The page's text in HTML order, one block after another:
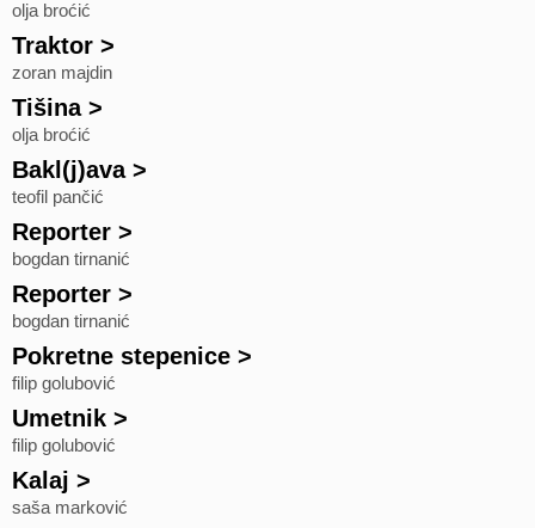
olja broćić
Traktor >
zoran majdin
Tišina>
olja broćić
Bakl(j)ava>
teofil pančić
Reporter >
bogdan tirnanić
Reporter >
bogdan tirnanić
Pokretne stepenice >
filip golubović
Umetnik >
filip golubović
Kalaj >
saša marković